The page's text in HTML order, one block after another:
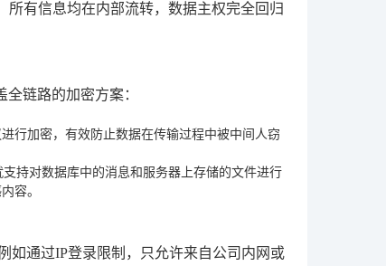
有信息均在内部流转，数据主权完全回归
链路的加密方案：
行加密，有效防止数据在传输过程中被中间人窃
持对数据库中的消息和服务器上存储的文件进行
容。
如通过IP登录限制，只允许来自公司内网或